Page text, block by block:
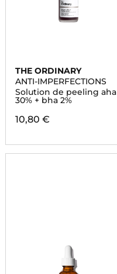
THE ORDINARY
ANTI-IMPERFECTIONS
Solution de peeling aha
30% + bha 2%
10,80 €